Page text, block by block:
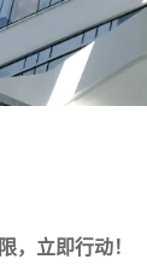
，立即行动！